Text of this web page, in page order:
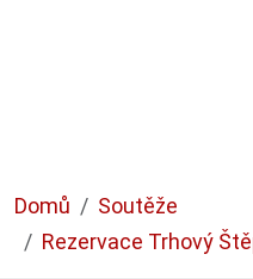
Domů
Soutěže
Rezervace Trhový